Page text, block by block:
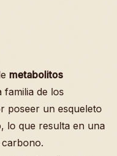
metabolitos
de los
poseer un esqueleto
lo que resulta en una